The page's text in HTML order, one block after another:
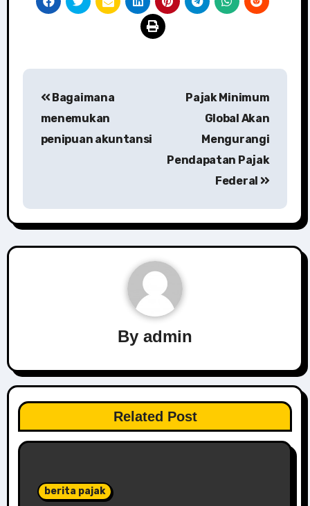
Post
navigation
Bagaimana
menemukan
penipuan akuntansi
Pajak Minimum
Global Akan
Mengurangi
Pendapatan Pajak
Federal
By admin
Related Post
berita pajak